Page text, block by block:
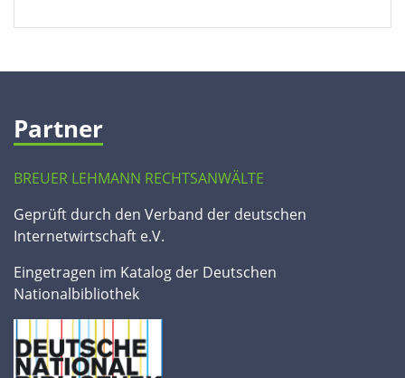
Partner
BREUER LEHMANN RECHTSANWÄLTE
Geprüft durch den Verband der deutschen
Internetwirtschaft e.V.
Eingetragen im Katalog der Deutschen
Nationalbibliothek